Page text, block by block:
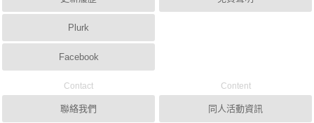
Plurk
Facebook
Contact
聯絡我們
Content
同人活動資訊